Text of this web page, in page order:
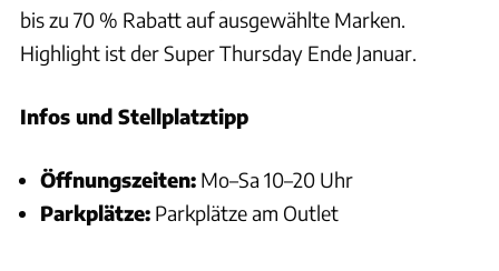
bis zu 70 % Rabatt auf ausgewählte Marken.
Highlight ist der Super Thursday Ende Januar.
Infos und Stellplatztipp
Öffnungszeiten: Mo–Sa 10–20 Uhr
Parkplätze: Parkplätze am Outlet